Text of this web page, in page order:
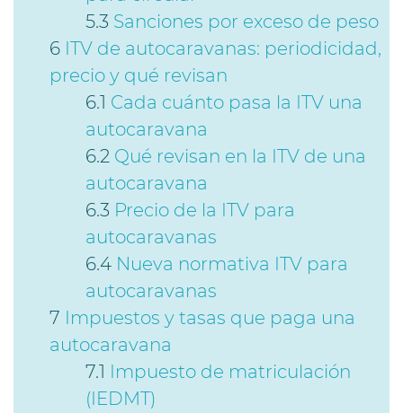
Sanciones por exceso de peso
ITV de autocaravanas: periodicidad,
precio y qué revisan
Cada cuánto pasa la ITV una
autocaravana
Qué revisan en la ITV de una
autocaravana
Precio de la ITV para
autocaravanas
Nueva normativa ITV para
autocaravanas
Impuestos y tasas que paga una
autocaravana
Impuesto de matriculación
(IEDMT)